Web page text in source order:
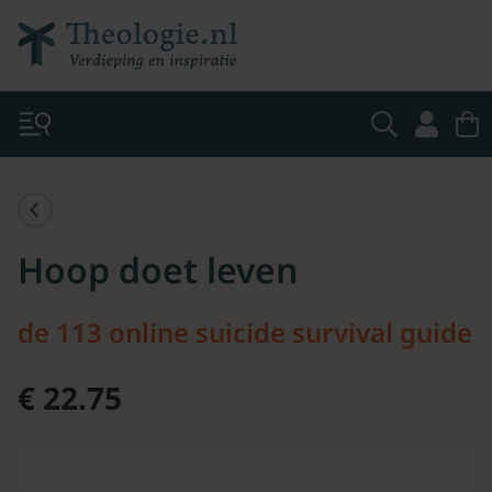
Hoop doet leven
de 113 online suicide survival guide
€ 22.75